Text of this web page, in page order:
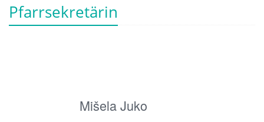
Pfarrsekretärin
Mišela Juko